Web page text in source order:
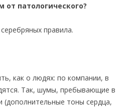
патологического?
правила.
как о людях: по компании, в
Так, шумы, пребывающие в
(дополнительные тоны сердца,